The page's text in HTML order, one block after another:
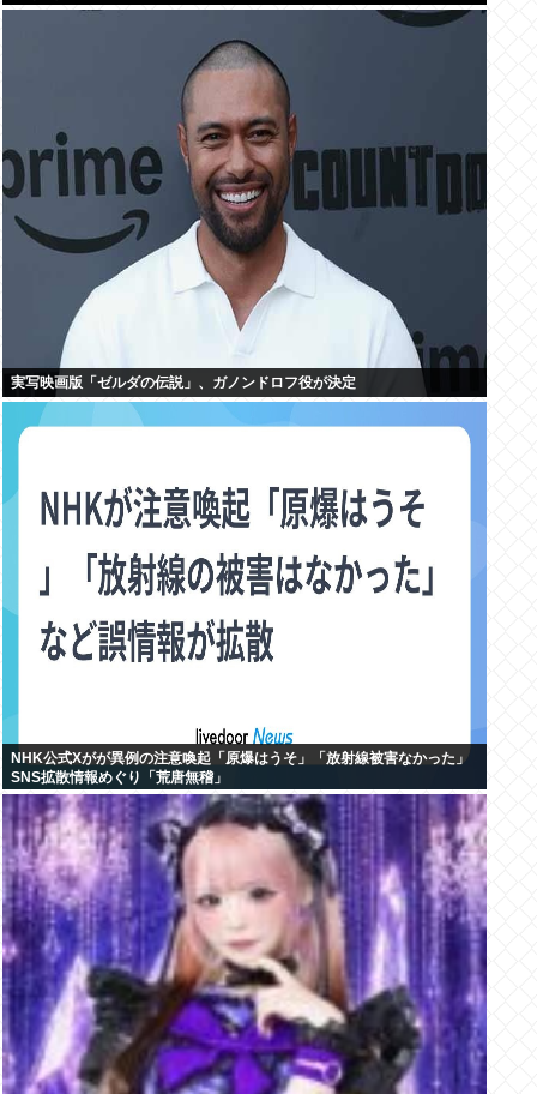
実写映画版「ゼルダの伝説」、ガノンドロフ役が決定
NHK公式Xがが異例の注意喚起「原爆はうそ」「放射線被害なかった」
SNS拡散情報めぐり「荒唐無稽」